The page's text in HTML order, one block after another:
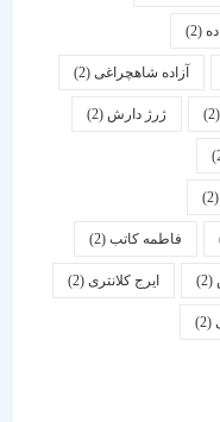
شاهچراغی(2)
ژرژ دارش (2)
کاتب(2)
ایرج کلانتری (2)